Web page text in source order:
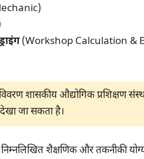
(Workshop Calculation &
शासकीय औद्योगिक प्रशिक्षण
जा सकता है।
शैक्षणिक और तकनीकी